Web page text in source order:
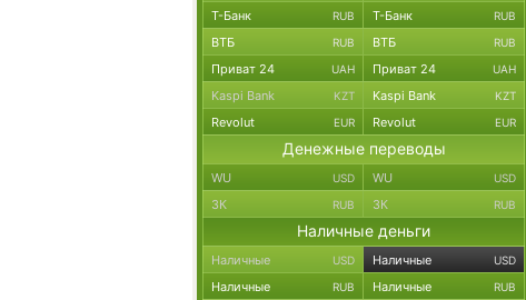
Т-Банк RUB Т-Банк RUB
ВТБ RUB ВТБ RUB
Приват 24 UAH Приват 24 UAH
Kaspi Bank KZT Kaspi Bank KZT
Revolut EUR Revolut EUR
Денежные переводы
WU USD WU USD
ЗК RUB ЗК RUB
Наличные деньги
Наличные USD Наличные USD
Наличные RUB Наличные RUB